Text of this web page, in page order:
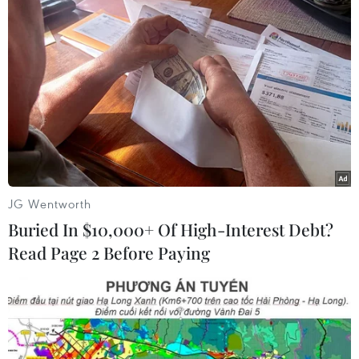
với các hoạt động của các nhóm phiến quân.
Ngoại trưởng Malaysia thăm Indonesia
thúc đẩy chiến lược hợp tác mới
JG Wentworth
Buried In $10,000+ Of High-Interest Debt?
Read Page 2 Before Paying